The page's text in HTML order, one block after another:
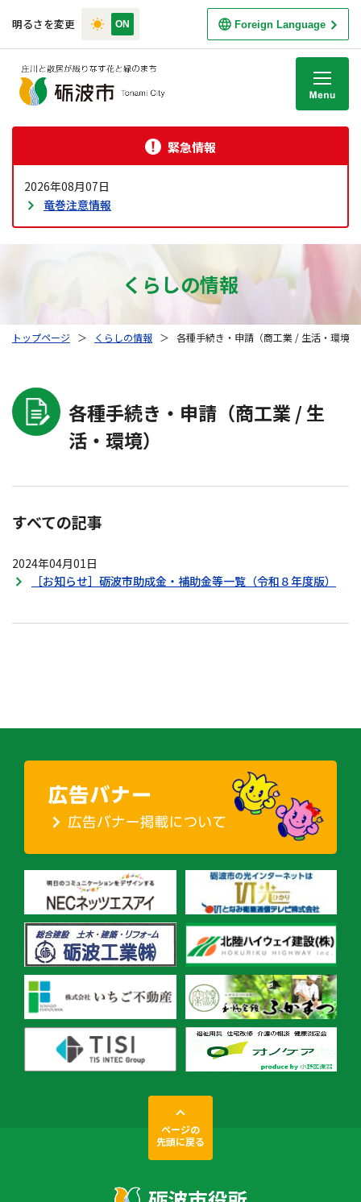
明るさを変更 Foreign Language
緊急情報
2026年08月07日
竜巻注意情報
くらしの情報
トップページ ＞ くらしの情報 ＞ 各種手続き・申請（商工業 / 生活・環境）
各種手続き・申請（商工業 / 生
活・環境）
すべての記事
2024年04月01日
［お知らせ］砺波市助成金・補助金等一覧（令和８年度版）
ページの
先頭に戻る